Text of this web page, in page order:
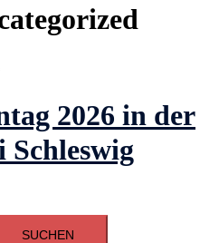
2026 in der
Schleswig
SUCHEN